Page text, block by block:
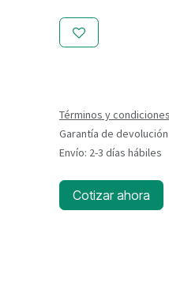
Términos y condiciones
Garantía de
Envío: 2-3 días hábiles
Cotizar ahora